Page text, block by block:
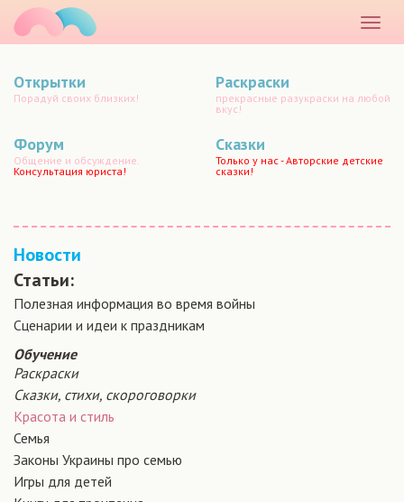
меню
Открытки
Порадуй своих близких!
Раскраски
прекрасные разукраски на любой
вкус!
Форум
Общение и обсуждение.
Консультация юриста!
Сказки
Только у нас - Авторские детские
сказки!
Новости
Статьи:
Полезная информация во время войны
Сценарии и идеи к праздникам
Обучение
Раскраски
Сказки, стихи, скороговорки
Красота и стиль
Семья
Законы Украины про семью
Игры для детей